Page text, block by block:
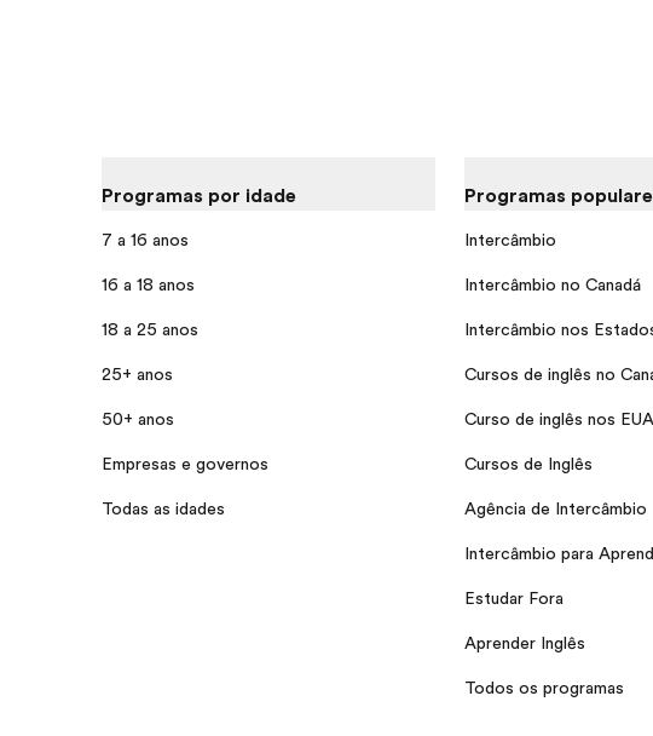
Programas por idade
7 a 16 anos
16 a 18 anos
18 a 25 anos
25+ anos
50+ anos
Empresas e governos
Todas as idades
Programas
Intercâmbio
Intercâmbio no Canadá
Intercâmbio nos
Cursos de inglês no
Curso de inglês nos EUA
Cursos de Inglês
Agência de Intercâmbio
Intercâmbio para
Estudar Fora
Aprender Inglês
Todos os programas